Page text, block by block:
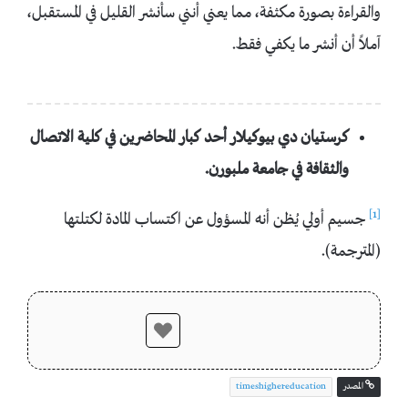
والقراءة بصورة مكثفة، مما يعني أنني سأنشر القليل في المستقبل،
آملاً أن أنشر ما يكفي فقط.
كرستيان دي بيوكيلار أحد كبار المحاضرين في كلية الاتصال
والثقافة في جامعة ملبورن.
[1]
جسيم أولي يُظن أنه المسؤول عن اكتساب المادة لكتلتها
(المترجمة).
المصدر timeshighereducation